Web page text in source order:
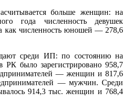
больше женщин: на
года численность девушек
как численность юношей — 278,6
среди ИП: по состоянию на
РК было зарегистрировано 958,7
— женщин и 817,6
— мужчин. Среди
914,3 тыс. женщин и 768,4